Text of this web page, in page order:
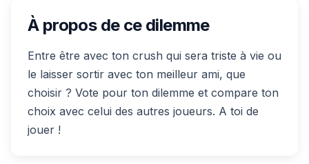
À propos de ce dilemme
Entre être avec ton crush qui sera triste à vie ou
le laisser sortir avec ton meilleur ami, que
choisir ? Vote pour ton dilemme et compare ton
choix avec celui des autres joueurs. A toi de
jouer !